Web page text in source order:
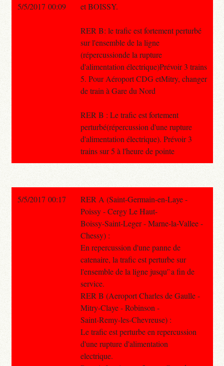
et BOISSY.
RER B: le trafic est fortement perturbé
sur l'ensemble de la ligne
(répercussionde la rupture
d'alimentation électrique)Prévoir 3 trains
5. Pour Aéroport CDG etMitry, changer
de train à Gare du Nord
RER B : Le trafic est fortement
perturbé(répercussion d'une rupture
d'alimentation électrique). Prévoir 3
trains sur 5 à l'heure de pointe
5/5/2017 00:09
5/5/2017 00:17
RER A (Saint-Germain-en-Laye -
Poissy - Cergy Le Haut-
Boissy-Saint-Leger - Marne-la-Vallee -
Chessy) :
En repercussion d'une panne de
catenaire, la trafic est perturbe sur
l'ensemble de la ligne jusqu'`a fin de
service.
RER B (Aeroport Charles de Gaulle -
Mitry-Claye - Robinson -
Saint-Remy-les-Chevreuse) :
Le trafic est perturbe en repercussion
d'une rupture d'alimentation
electrique.